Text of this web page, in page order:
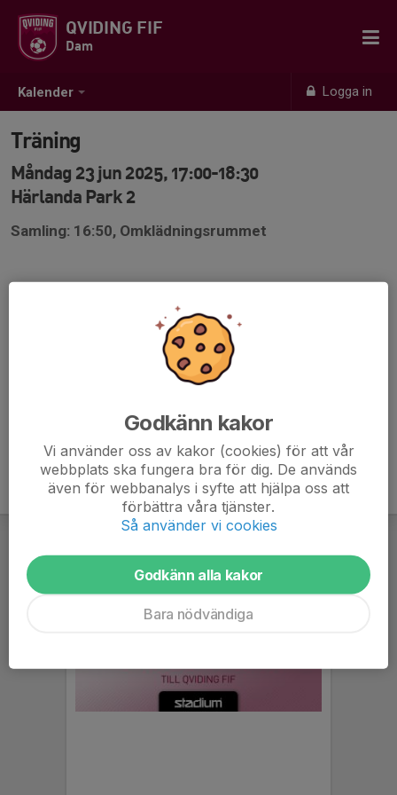
Kalender Logga in
QVIDING FIF
Dam
Träning
Måndag 23 jun 2025, 17:00-18:30
Härlanda Park 2
Samling: 16:50, Omklädningsrummet
Godkänn kakor
Vi använder oss av kakor (cookies) för att vår
webbplats ska fungera bra för dig. De används
även för webbanalys i syfte att hjälpa oss att
förbättra våra tjänster.
Så använder vi cookies
Godkänn alla kakor
Bara nödvändiga